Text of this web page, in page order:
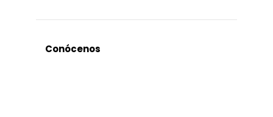
Conócenos